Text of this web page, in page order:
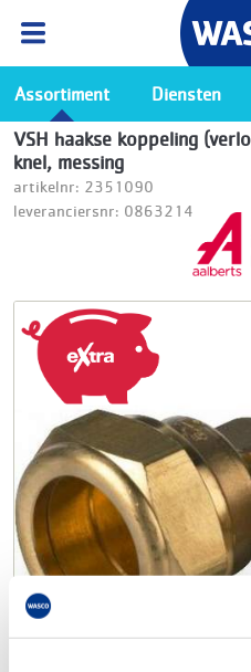
Ga naar de Wasco app
Assortiment Diensten
VSH haakse koppeling
knel, messing
artikelnr: 2351090
leveranciersnr: 0863214